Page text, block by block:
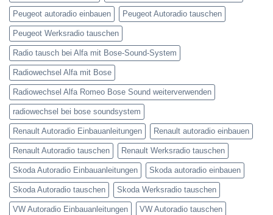
Peugeot autoradio einbauen Peugeot Autoradio tauschen
Peugeot Werksradio tauschen
Radio tausch bei Alfa mit Bose-Sound-System
Radiowechsel Alfa mit Bose
Radiowechsel Alfa Romeo Bose Sound weiterverwenden
radiowechsel bei bose soundsystem‎
Renault Autoradio Einbauanleitungen Renault autoradio einbauen
Renault Autoradio tauschen Renault Werksradio tauschen
Skoda Autoradio Einbauanleitungen Skoda autoradio einbauen
Skoda Autoradio tauschen Skoda Werksradio tauschen
VW Autoradio Einbauanleitungen VW Autoradio tauschen